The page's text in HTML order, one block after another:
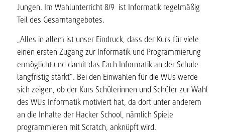
Jungen. Im Wahlunterricht 8/9 ist Informatik regelmäßig
Teil des Gesamtangebotes.
„Alles in allem ist unser Eindruck, dass der Kurs für viele
einen ersten Zugang zur Informatik und Programmierung
ermöglicht und damit das Fach Informatik an der Schule
langfristig stärkt“. Bei den Einwahlen für die WUs werde
sich zeigen, ob der Kurs Schülerinnen und Schüler zur Wahl
des WUs Informatik motiviert hat, da dort unter anderem
an die Inhalte der Hacker School, nämlich Spiele
programmieren mit Scratch, anknüpft wird.